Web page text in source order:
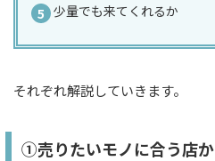
少量でも来てくれるか
それぞれ解説していきます。
①売りたいモノに合う店か